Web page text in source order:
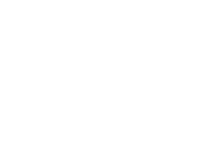
das Kite-Event
Im Herbst glänzt der
auch im Winter kommt
Eislaufen am
was die
Sportler aus der
sondern auch die